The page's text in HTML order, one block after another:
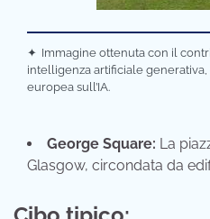
✦ Immagine ottenuta con il
intelligenza artificiale
europea sull’IA.
George Square: La
Glasgow, circondata da